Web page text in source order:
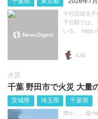
千代田線北
千住駅では、
いる。
んぬ
火災
千葉 野田市で火災 大量
茨城県 埼玉県 千葉県
煙が……😱